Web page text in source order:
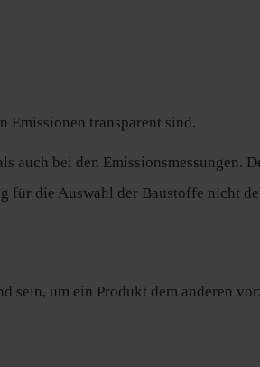
Emissionen transparent sind.
bei den Emissionsmessungen.
für die Auswahl der Baustoffe nicht
sein, um ein Produkt dem anderen